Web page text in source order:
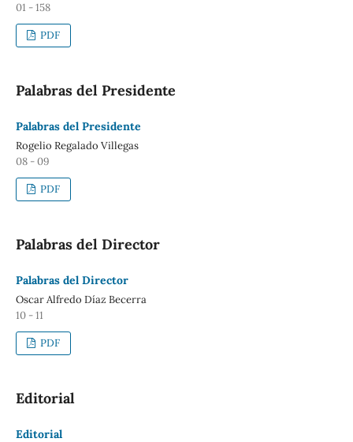
01 - 158
PDF
Palabras del Presidente
Palabras del Presidente
Rogelio Regalado Villegas
08 - 09
PDF
Palabras del Director
Palabras del Director
Oscar Alfredo Díaz Becerra
10 - 11
PDF
Editorial
Editorial